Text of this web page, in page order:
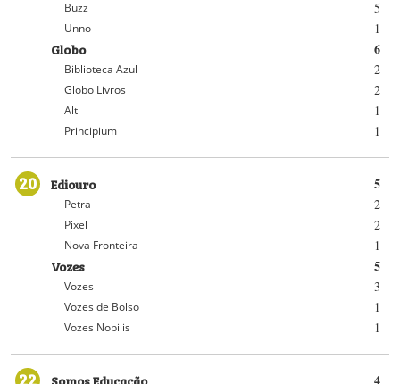
5
Buzz
1
Unno
6
Globo
2
Biblioteca Azul
2
Globo Livros
1
Alt
1
Principium
20 5
Ediouro
2
Petra
2
Pixel
1
Nova Fronteira
5
Vozes
3
Vozes
1
Vozes de Bolso
1
Vozes Nobilis